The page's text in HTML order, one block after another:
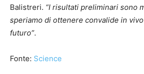
Balistreri. “I risultati preliminari sono
speriamo di ottenere convalide in
futuro”.
Fonte: Science